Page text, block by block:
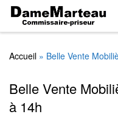
Skip to content
Accueil » Belle Vente
Belle Vente
à 14h